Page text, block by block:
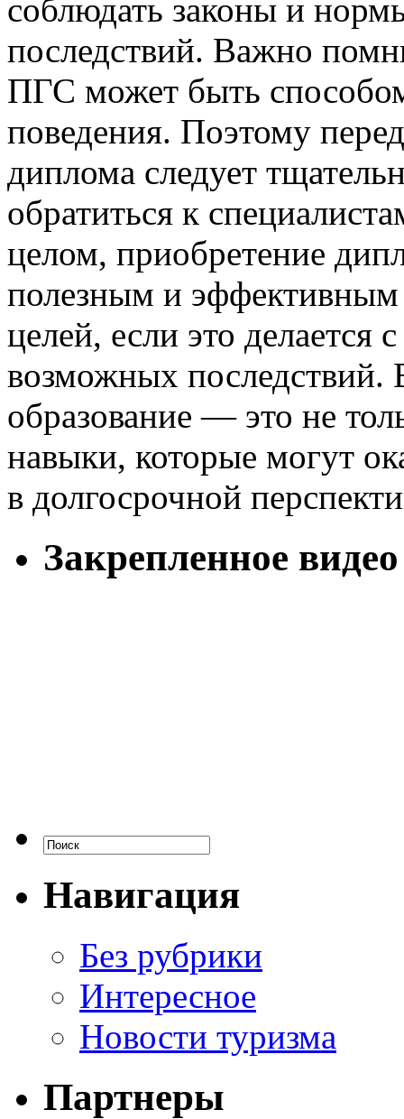
соблюдать законы и
последствий. Важно
ПГС может быть
поведения. Поэтому
диплома следует
обратиться к
целом, приобретение
полезным и
целей, если это делается
возможных
образование — это не
навыки, которые могут
в долгосрочной
Закрепленное видео
Навигация
Без рубрики
Интересное
Новости туризма
Партнеры